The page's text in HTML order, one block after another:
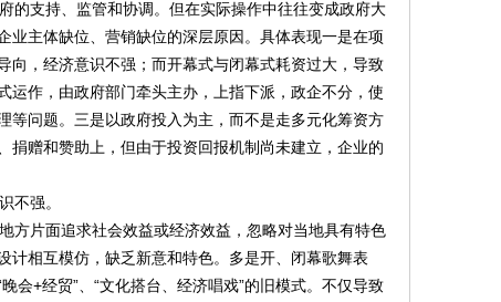
支持、监管和协调。但在实际操作中往往变成政府大
业主体缺位、营销缺位的深层原因。具体表现一是在项
向，经济意识不强；而开幕式与闭幕式耗资过大，导致
运作，由政府部门牵头主办，上指下派，政企不分，使
等问题。三是以政府投入为主，而不是走多元化筹资方
捐赠和赞助上，但由于投资回报机制尚未建立，企业的
不强。
片面追求社会效益或经济效益，忽略对当地具有特色
计相互模仿，缺乏新意和特色。多是开、闭幕歌舞表
会+经贸”、“文化搭台、经济唱戏”的旧模式。不仅导致